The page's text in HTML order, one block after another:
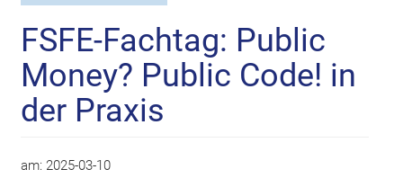
FSFE-Fachtag: Public
Money? Public Code! in
der Praxis
am: 2025-03-10